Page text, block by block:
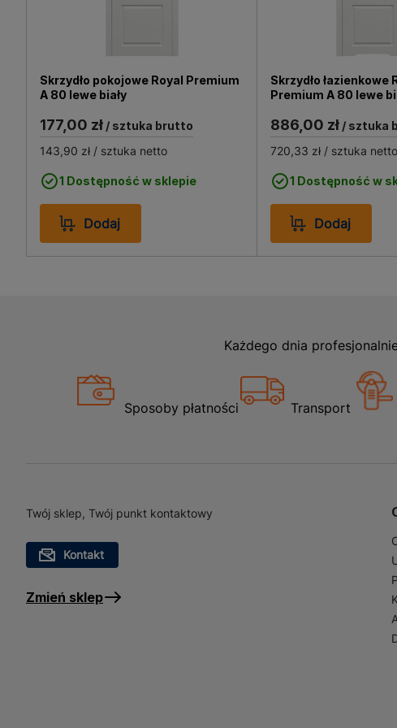
sypialni, gabinetów czy pokoi
pewność, że produkt będzie
Skrzydło pokojowe Royal Premium
A 80 lewe biały
177,00 zł / sztuka brutto
143,90 zł / sztuka netto
1 Dostępność w sklepie
Dodaj
Skrzydło łazienkowe
Premium A 80 lewe
886,00 zł / sztuka
720,33 zł / sztuka netto
1 Dostępność w
Dodaj
Każdego dnia
Sposoby płatności Transport
Twój sklep, Twój punkt kontaktowy
Kontakt
Zmień sklep